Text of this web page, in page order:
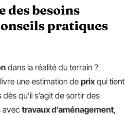
des besoins
pratiques
dans la réalité du terrain ?
une estimation de prix qui tient
qu’il s’agit de sortir des
avec travaux d’aménagement,